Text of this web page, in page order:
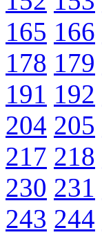
165 166
178 179
191 192
204 205
217 218
230 231
243 244